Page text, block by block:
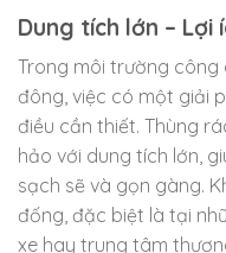
Dung tích lớn – Lợi
Trong môi trường công
đông, việc có một giải
điều cần thiết. Thùng
hảo với dung tích lớn,
sạch sẽ và gọn gàng.
đống, đặc biệt là tại
xe hay trung tâm